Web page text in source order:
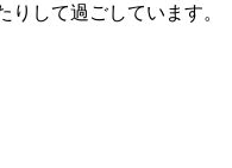
して過ごしています。